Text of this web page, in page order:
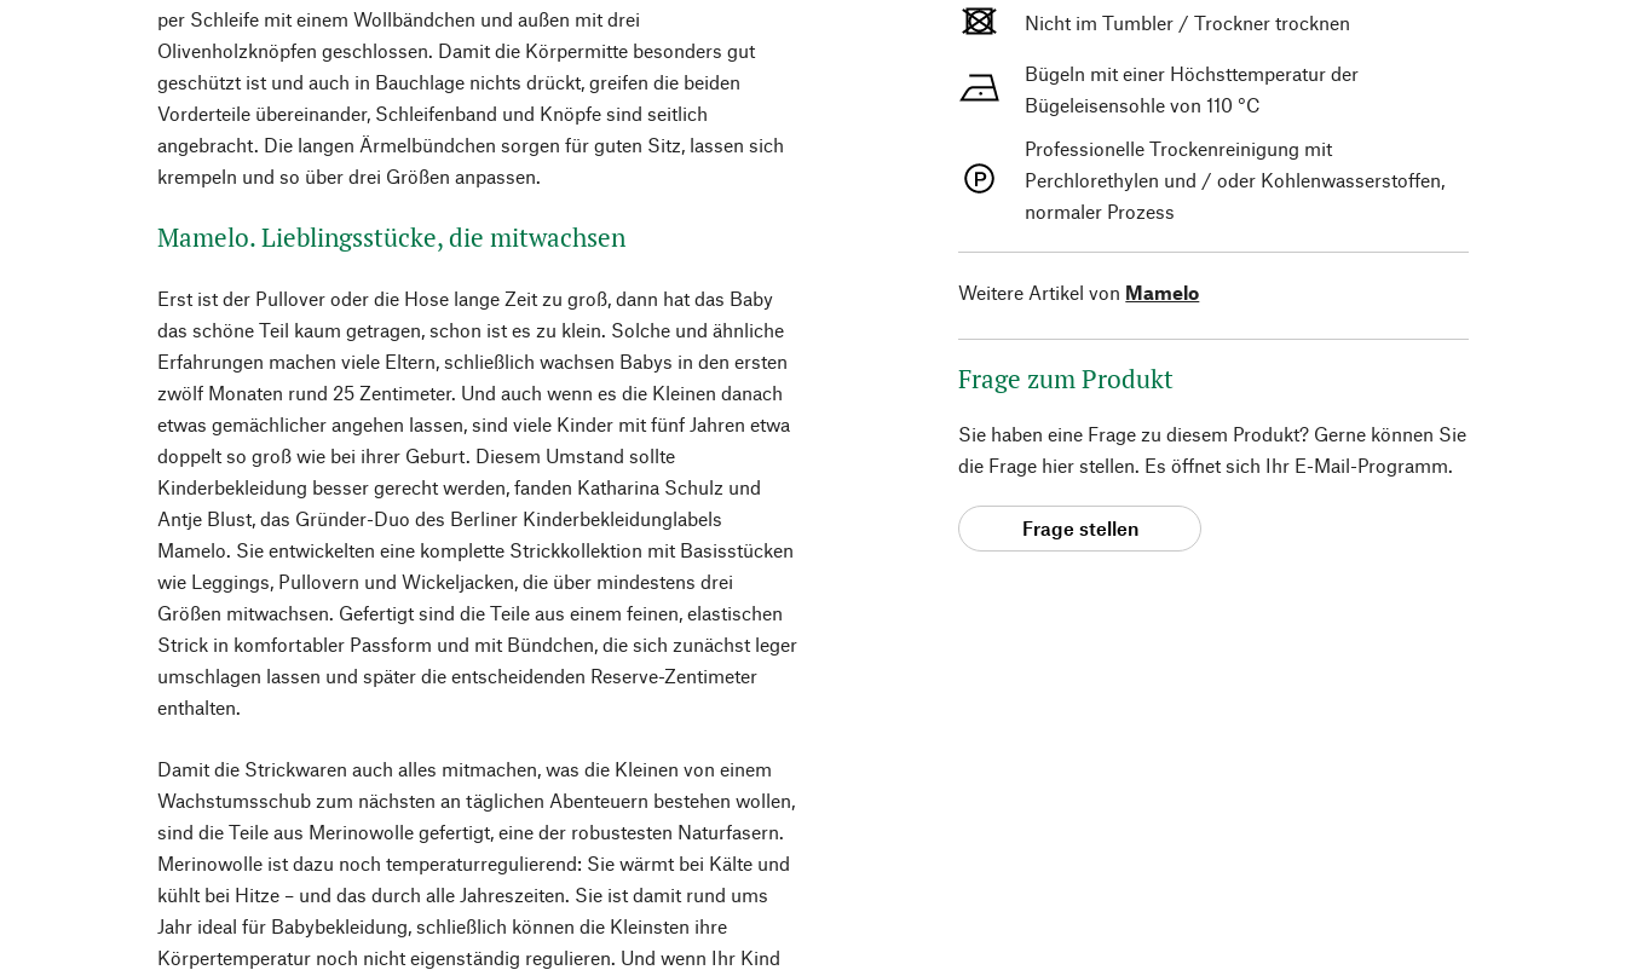
per Schleife mit einem Wollbändchen und außen mit drei
Olivenholzknöpfen geschlossen. Damit die Körpermitte besonders gut
geschützt ist und auch in Bauchlage nichts drückt, greifen die beiden
Vorderteile übereinander, Schleifenband und Knöpfe sind seitlich
angebracht. Die langen Ärmelbündchen sorgen für guten Sitz, lassen sich
krempeln und so über drei Größen anpassen.
Mamelo. Lieblingsstücke, die mitwachsen
Erst ist der Pullover oder die Hose lange Zeit zu groß, dann hat das Baby
das schöne Teil kaum getragen, schon ist es zu klein. Solche und ähnliche
Erfahrungen machen viele Eltern, schließlich wachsen Babys in den ersten
zwölf Monaten rund 25 Zentimeter. Und auch wenn es die Kleinen danach
etwas gemächlicher angehen lassen, sind viele Kinder mit fünf Jahren etwa
doppelt so groß wie bei ihrer Geburt. Diesem Umstand sollte
Kinderbekleidung besser gerecht werden, fanden Katharina Schulz und
Antje Blust, das Gründer-Duo des Berliner Kinderbekleidunglabels
Mamelo. Sie entwickelten eine komplette Strickkollektion mit Basisstücken
wie Leggings, Pullovern und Wickeljacken, die über mindestens drei
Größen mitwachsen. Gefertigt sind die Teile aus einem feinen, elastischen
Strick in komfortabler Passform und mit Bündchen, die sich zunächst leger
umschlagen lassen und später die entscheidenden Reserve-Zentimeter
enthalten.
Damit die Strickwaren auch alles mitmachen, was die Kleinen von einem
Wachstumsschub zum nächsten an täglichen Abenteuern bestehen wollen,
sind die Teile aus Merinowolle gefertigt, eine der robustesten Naturfasern.
Merinowolle ist dazu noch temperaturregulierend: Sie wärmt bei Kälte und
kühlt bei Hitze – und das durch alle Jahreszeiten. Sie ist damit rund ums
Jahr ideal für Babybekleidung, schließlich können die Kleinsten ihre
Körpertemperatur noch nicht eigenständig regulieren. Und wenn Ihr Kind
Nicht im Tumbler / Trockner trocknen
Bügeln mit einer Höchsttemperatur der
Bügeleisensohle von 110 °C
Professionelle Trockenreinigung mit
Perchlorethylen und / oder Kohlenwasserstoffen,
normaler Prozess
Weitere Artikel von Mamelo
Frage zum Produkt
Sie haben eine Frage zu diesem Produkt? Gerne können Sie
die Frage hier stellen. Es öffnet sich Ihr E-Mail-Programm.
Frage stellen